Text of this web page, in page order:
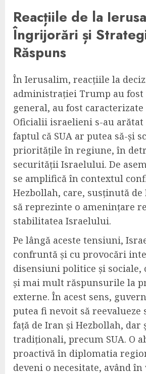
Reacțiile de la
Îngrijorări și
Răspuns
În Ierusalim, reacțiile la
administrației Trump au
general, au fost
Oficialii israelieni s-au arătat
faptul că SUA ar putea să-și
prioritățile în regiune, în
securității Israelului. De
se amplifică în contextul
Hezbollah, care, susținută
să reprezinte o amenințare
stabilitatea Israelului.
Pe lângă aceste tensiuni,
confruntă și cu provocări
disensiuni politice și sociale,
și mai mult răspunsurile la
externe. În acest sens,
putea fi nevoit să reevalueze
față de Iran și Hezbollah, dar
tradiționali, precum SUA. O
proactivă în diplomatia
deveni o necesitate, având în